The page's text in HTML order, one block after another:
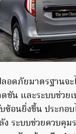
อดภัยมาตรฐานจะ
ชัน และระบบช่วย
ซ้อนยิ่งขึ้น ประกอ
ระบบช่วยควบคุม